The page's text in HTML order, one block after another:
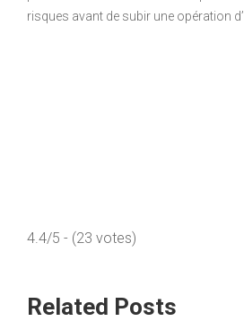
risques avant de subir une opération
4.4/5 - (23 votes)
Related Posts